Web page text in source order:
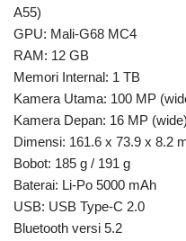
A55)
GPU: Mali-G68 MC4
RAM: 12 GB
Memori Internal: 1 TB
Kamera Utama: 100 MP
Kamera Depan: 16 MP (wide)
Dimensi: 161.6 x 73.9 x 8.2
Bobot: 185 g / 191 g
Baterai: Li-Po 5000 mAh
USB: USB Type-C 2.0
Bluetooth versi 5.2